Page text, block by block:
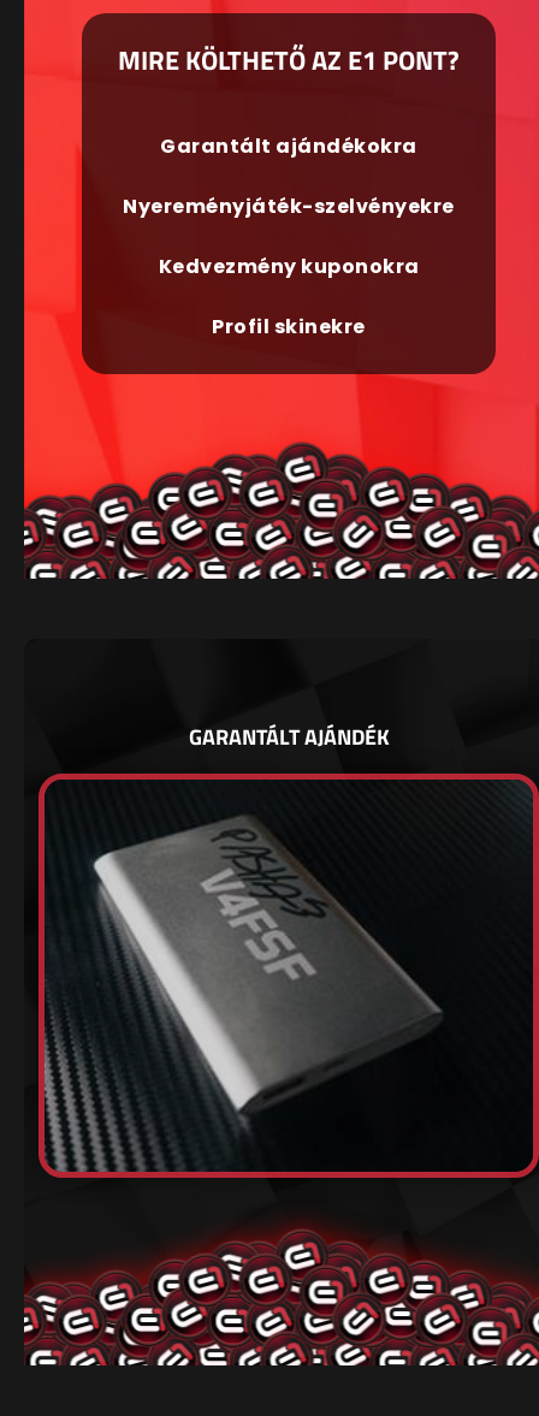
MIRE KÖLTHETŐ AZ E1 PONT?
Garantált ajándékokra
Nyereményjáték-szelvényekre
Kedvezmény kuponokra
Profil skinekre
GARANTÁLT AJÁNDÉK